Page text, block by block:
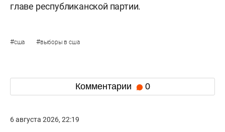
главе республиканской партии.
#сша #выборы в сша
Комментарии 0
6 августа 2026, 22:19